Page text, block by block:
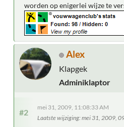
worden op enigerlei wijze te
Alex
Klapgek
Adminiklaptor
#2
mei 31, 2009, 11:08:33 AM
Laatste wijziging: mei 31, 2009,